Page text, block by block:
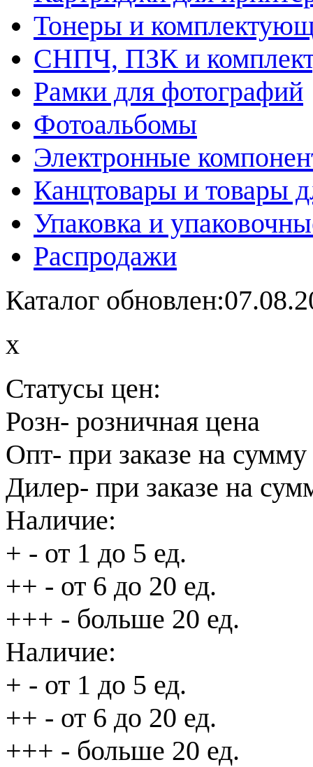
Тонеры и
СНПЧ, ПЗК и
Рамки для фотографий
Фотоальбомы
Электронные
Канцтовары и товары
Упаковка и
Распродажи
Каталог
x
Статусы цен:
Розн- розничная цена
Опт- при заказе на
Дилер- при заказе на
Наличие:
+ - от 1 до 5 ед.
++ - от 6 до 20 ед.
+++ - больше 20 ед.
Наличие:
+ - от 1 до 5 ед.
++ - от 6 до 20 ед.
+++ - больше 20 ед.